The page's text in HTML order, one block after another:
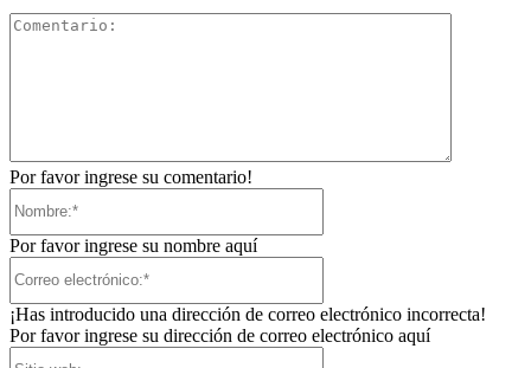
Por favor ingrese su comentario!
Por favor ingrese su nombre aquí
¡Has introducido una dirección de correo electrónico incorrecta!
Por favor ingrese su dirección de correo electrónico aquí